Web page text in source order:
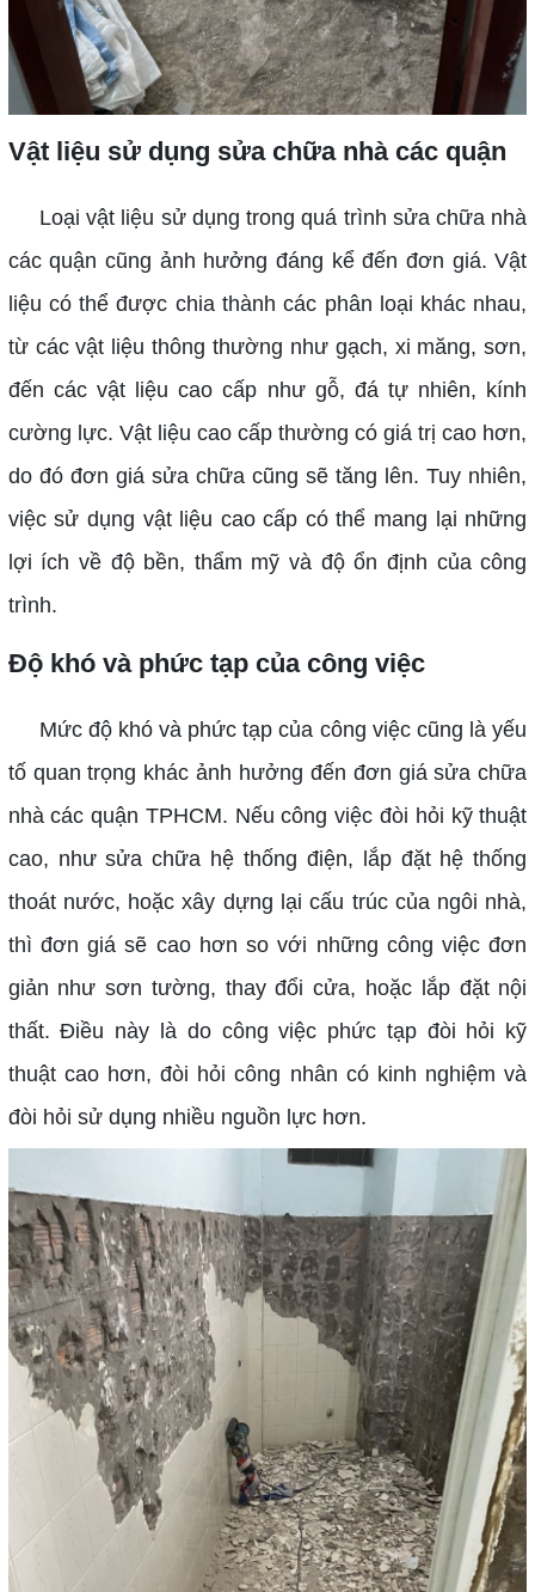
Vật liệu sử dụng sửa chữa nhà các quận
Loại vật liệu sử dụng trong quá trình sửa chữa nhà
các quận cũng ảnh hưởng đáng kể đến đơn giá. Vật
liệu có thể được chia thành các phân loại khác nhau,
từ các vật liệu thông thường như gạch, xi măng, sơn,
đến các vật liệu cao cấp như gỗ, đá tự nhiên, kính
cường lực. Vật liệu cao cấp thường có giá trị cao hơn,
do đó đơn giá sửa chữa cũng sẽ tăng lên. Tuy nhiên,
việc sử dụng vật liệu cao cấp có thể mang lại những
lợi ích về độ bền, thẩm mỹ và độ ổn định của công
trình.
Độ khó và phức tạp của công việc
Mức độ khó và phức tạp của công việc cũng là yếu
tố quan trọng khác ảnh hưởng đến đơn giá sửa chữa
nhà các quận TPHCM. Nếu công việc đòi hỏi kỹ thuật
cao, như sửa chữa hệ thống điện, lắp đặt hệ thống
thoát nước, hoặc xây dựng lại cấu trúc của ngôi nhà,
thì đơn giá sẽ cao hơn so với những công việc đơn
giản như sơn tường, thay đổi cửa, hoặc lắp đặt nội
thất. Điều này là do công việc phức tạp đòi hỏi kỹ
thuật cao hơn, đòi hỏi công nhân có kinh nghiệm và
đòi hỏi sử dụng nhiều nguồn lực hơn.